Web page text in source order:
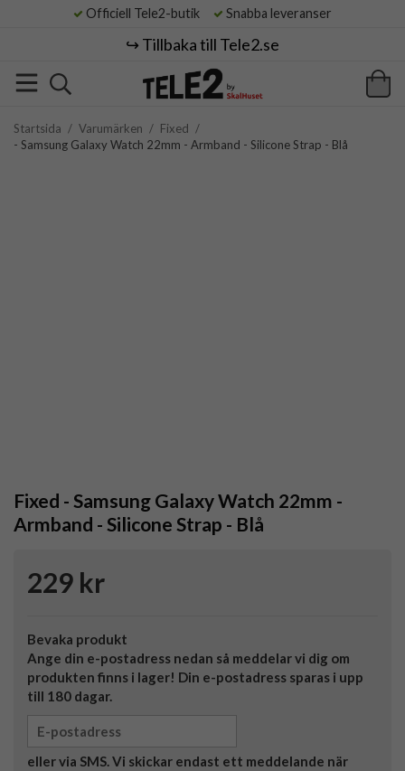
Officiell Tele2-butik Snabba leveranser
↪️ Tillbaka till Tele2.se
Startsida / Varumärken / Fixed /
- Samsung Galaxy Watch 22mm - Armband - Silicone Strap - Blå
Fixed - Samsung Galaxy Watch 22mm -
Armband - Silicone Strap - Blå
229 kr
Bevaka produkt
Ange din e-postadress nedan så meddelar vi dig om
produkten finns i lager! Din e-postadress sparas i upp
till 180 dagar.
eller via SMS. Vi skickar endast ett meddelande när